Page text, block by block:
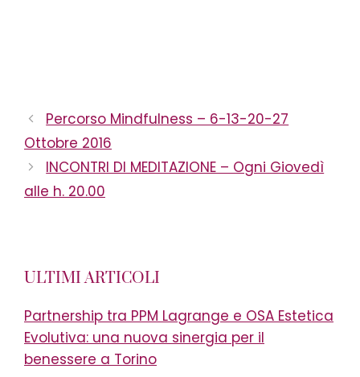
Percorso Mindfulness – 6-13-20-27
Ottobre 2016
INCONTRI DI MEDITAZIONE – Ogni Giovedì
alle h. 20.00
ULTIMI ARTICOLI
Partnership tra PPM Lagrange e OSA Estetica
Evolutiva: una nuova sinergia per il
benessere a Torino